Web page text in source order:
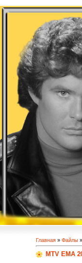
Главная » Файлы »
MTV EMA